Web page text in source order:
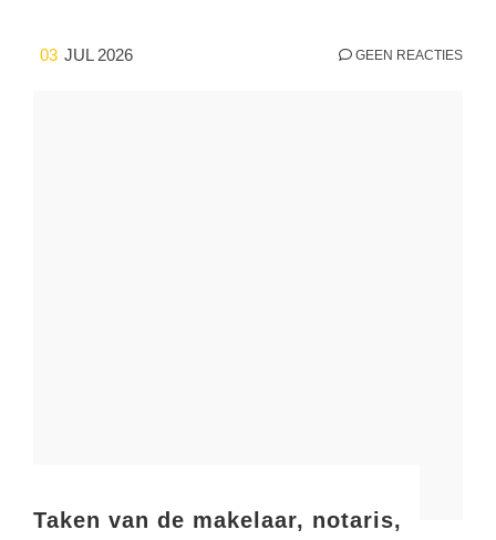
03 JUL 2026 GEEN REACTIES
Taken van de makelaar, notaris,